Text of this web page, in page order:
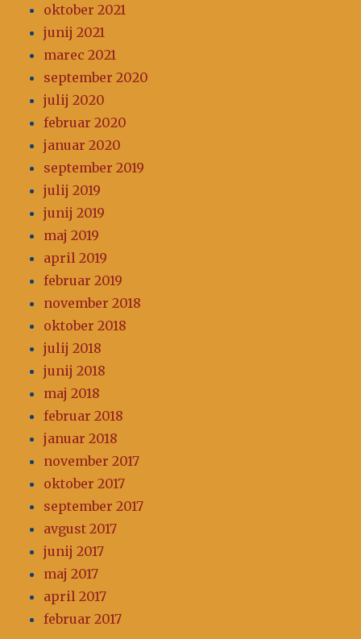
oktober 2021
junij 2021
marec 2021
september 2020
julij 2020
februar 2020
januar 2020
september 2019
julij 2019
junij 2019
maj 2019
april 2019
februar 2019
november 2018
oktober 2018
julij 2018
junij 2018
maj 2018
februar 2018
januar 2018
november 2017
oktober 2017
september 2017
avgust 2017
junij 2017
maj 2017
april 2017
februar 2017